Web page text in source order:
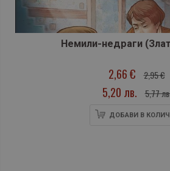
Немили-недраги
2,66 € 2,95 €
5,20 лв. 5,77
ДОБАВИ В